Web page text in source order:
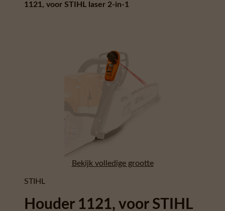
1121, voor STIHL laser 2-in-1
Bekijk volledige grootte
STIHL
Houder 1121, voor STIHL